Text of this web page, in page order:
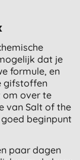
dat je
formule, en
gifstoffen
om over te
van Salt of the
beginpunt
paar dagen